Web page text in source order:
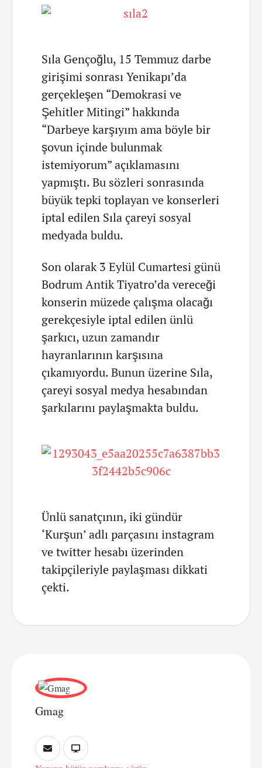
Sıla Gençoğlu, 15 Temmuz darbe
girişimi sonrası Yenikapı’da
gerçekleşen “Demokrasi ve
Şehitler Mitingi” hakkında
“Darbeye karşıyım ama böyle bir
şovun içinde bulunmak
istemiyorum” açıklamasını
yapmıştı. Bu sözleri sonrasında
büyük tepki toplayan ve konserleri
iptal edilen Sıla çareyi sosyal
medyada buldu.
Son olarak 3 Eylül Cumartesi günü
Bodrum Antik Tiyatro’da vereceği
konserin müzede çalışma olacağı
gerekçesiyle iptal edilen ünlü
şarkıcı, uzun zamandır
hayranlarının karşısına
çıkamıyordu. Bunun üzerine Sıla,
çareyi sosyal medya hesabından
şarkılarını paylaşmakta buldu.
Ünlü sanatçının, iki gündür
‘Kurşun’ adlı parçasını instagram
ve twitter hesabı üzerinden
takipçileriyle paylaşması dikkati
çekti.
Gmag